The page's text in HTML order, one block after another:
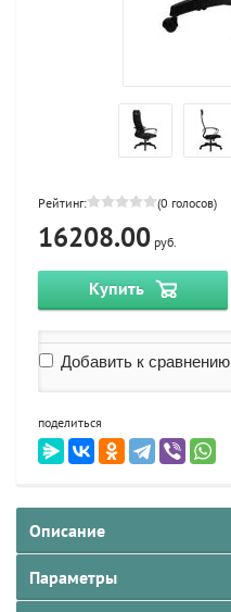
Рейтинг: (0 голосов)
16208.00 руб.
Купить
Добавить к сравнению
поделиться
Описание
Параметры